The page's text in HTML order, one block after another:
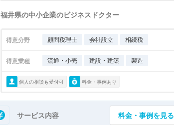
福井県の中小企業のビジネスドクター
得意分野 顧問税理士 会社設立 相続税
得意業種 流通・小売 建設・建築 製造
個人の相談も受付可 料金・事例あり
サービス内容 料金・事例を見る